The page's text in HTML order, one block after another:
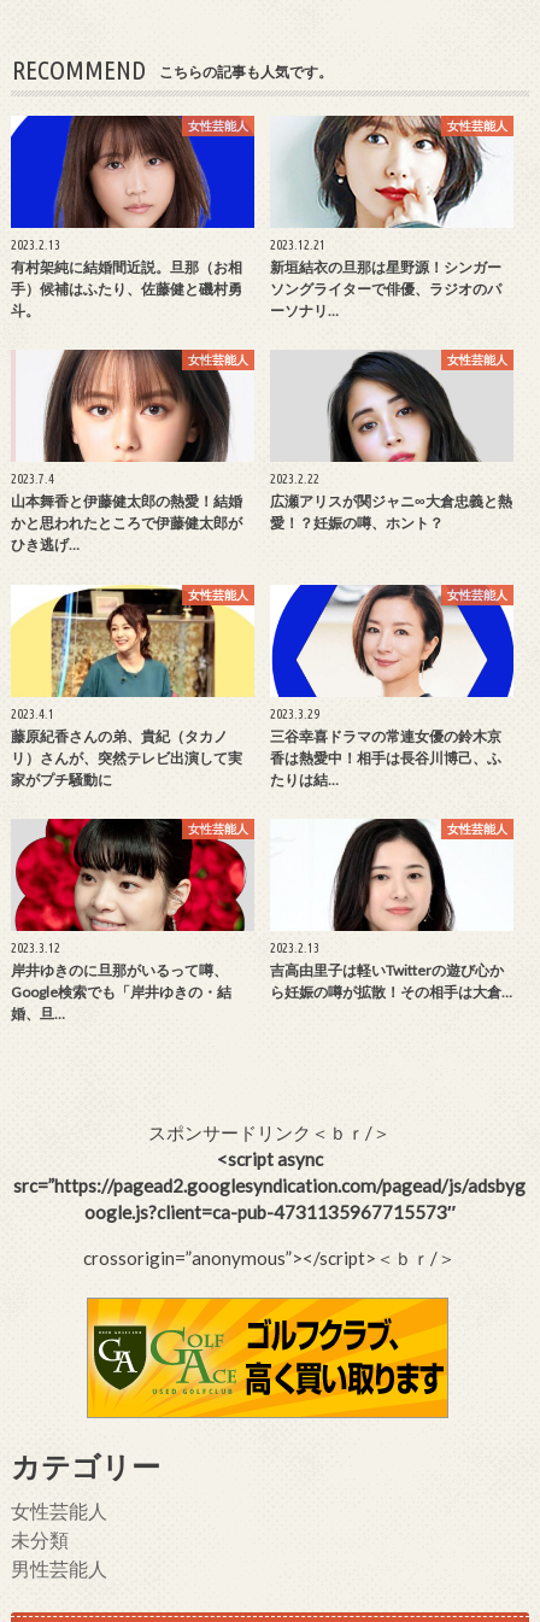
RECOMMEND こちらの記事も人気です。
女性芸能人
2023.2.13
有村架純に結婚間近説。旦那（お相
手）候補はふたり、佐藤健と磯村勇
斗。
女性芸能人
2023.12.21
新垣結衣の旦那は星野源！シンガー
ソングライターで俳優、ラジオのパ
ーソナリ…
女性芸能人
2023.7.4
山本舞香と伊藤健太郎の熱愛！結婚
かと思われたところで伊藤健太郎が
ひき逃げ…
女性芸能人
2023.2.22
広瀬アリスが関ジャニ∞大倉忠義と熱
愛！？妊娠の噂、ホント？
女性芸能人
2023.4.1
藤原紀香さんの弟、貴紀（タカノ
リ）さんが、突然テレビ出演して実
家がプチ騒動に
女性芸能人
2023.3.29
三谷幸喜ドラマの常連女優の鈴木京
香は熱愛中！相手は長谷川博己、ふ
たりは結…
女性芸能人
2023.3.12
岸井ゆきのに旦那がいるって噂、
Google検索でも「岸井ゆきの・結
婚、旦…
女性芸能人
2023.2.13
吉高由里子は軽いTwitterの遊び心か
ら妊娠の噂が拡散！その相手は大倉…
スポンサードリンク＜ｂｒ/＞
<script async
src=”https://pagead2.googlesyndication.com/pagead/js/adsbyg
oogle.js?client=ca-pub-4731135967715573″
crossorigin=”anonymous”></script>＜ｂｒ/＞
カテゴリー
女性芸能人
未分類
男性芸能人